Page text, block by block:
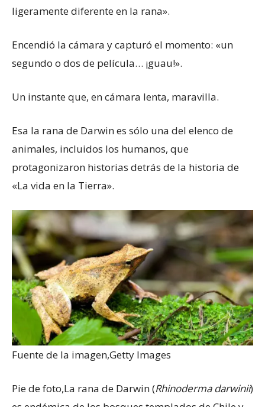
ligeramente diferente en la rana».
Encendió la cámara y capturó el momento: «un
segundo o dos de película… ¡guau!».
Un instante que, en cámara lenta, maravilla.
Esa la rana de Darwin es sólo una del elenco de
animales, incluidos los humanos, que
protagonizaron historias detrás de la historia de
«La vida en la Tierra».
Fuente de la imagen,Getty Images
Pie de foto,La rana de Darwin (Rhinoderma darwinii)